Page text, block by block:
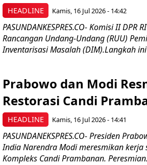
HEADLINE Kamis, 16 Jul 2026 - 14:42
PASUNDANKESPRES.CO- Komisi II
Rancangan Undang-Undang (RUU)
Inventarisasi Masalah (DIM).Langkah
HEADLINE
Prabowo dan Modi
Restorasi Candi
Kamis, 16 Jul 2026 - 14:41
PASUNDANEKSPRES.CO- Presiden
India Narendra Modi meresmikan kerja
Kompleks Candi Prambanan.